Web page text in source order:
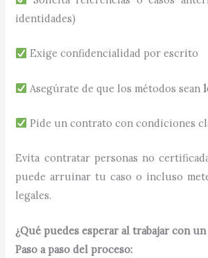
identidades)
Exige confidencialidad por escrito
Asegúrate de que los métodos sean
Pide un contrato con condiciones
Evita contratar personas no
puede arruinar tu caso o incluso
legales.
¿Qué puedes esperar al trabajar con
Paso a paso del proceso: